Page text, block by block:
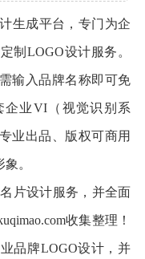
生成平台，专门为企
制LOGO设计服务。
输入品牌名称即可免
企业VI（视觉识别系
业出品、版权可商用
。
片设计服务，并全面
收集整理！
品牌LOGO设计，并